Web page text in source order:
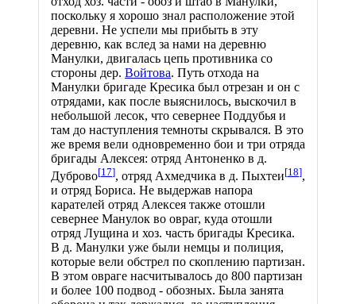
поскольку я хорошо знал расположение этой
деревни. Не успели мы прибыть в эту
деревню, как вслед за нами на деревню
Манулки, двигалась цепь противника со
стороны дер. Войтова. Путь отхода на
Манулки бригаде Кресика был отрезан и он с
отрядами, как после выяснилось, выскочил в
небольшой лесок, что севернее Поддубья и
там до наступления темноты скрывался. В это
же время вели одновременно бои и три отряда
бригады Алексея: отряд Антоненко в д.
Дуброво[17], отряд Ахмедчика в д. Пыхтеи[18],
и отряд Бориса. Не выдержав напора
карателей отряд Алексея также отошли
севернее Манулок во овраг, куда отошли
отряд Лущина и хоз. часть бригады Кресика.
В д. Манулки уже были немцы и полиция,
которые вели обстрел по скоплению партизан.
В этом овраге насчитывалось до 800 партизан
и более 100 подвод - обозных. Была занята